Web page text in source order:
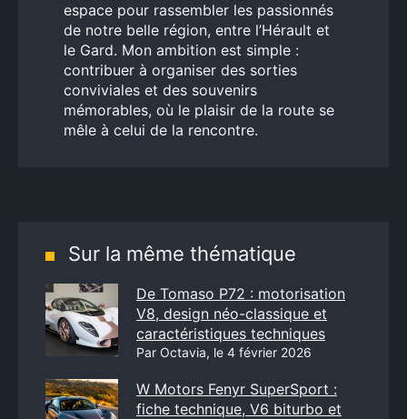
espace pour rassembler les passionnés
de notre belle région, entre l’Hérault et
le Gard. Mon ambition est simple :
contribuer à organiser des sorties
conviviales et des souvenirs
mémorables, où le plaisir de la route se
mêle à celui de la rencontre.
Sur la même thématique
De Tomaso P72 : motorisation
V8, design néo-classique et
caractéristiques techniques
Par Octavia, le 4 février 2026
W Motors Fenyr SuperSport :
fiche technique, V6 biturbo et